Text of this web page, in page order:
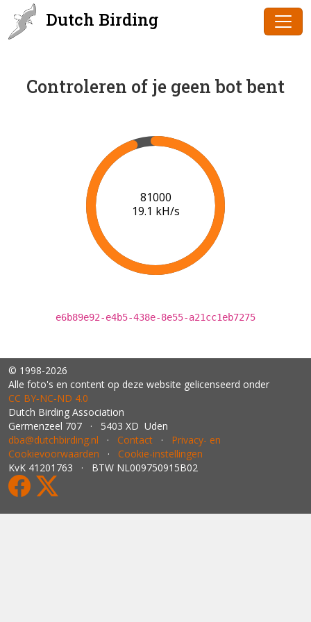
Dutch Birding
Controleren of je geen bot bent
83000
19.2 kH/s
e6b89e92-e4b5-438e-8e55-a21cc1eb7275
© 1998-2026
Alle foto's en content op deze website gelicenseerd onder
CC BY‑NC‑ND 4.0
Dutch Birding Association
Germenzeel 707 · 5403 XD Uden
dba@dutchbirding.nl · Contact · Privacy- en
Cookievoorwaarden · Cookie-instellingen
KvK 41201763 · BTW NL009750915B02